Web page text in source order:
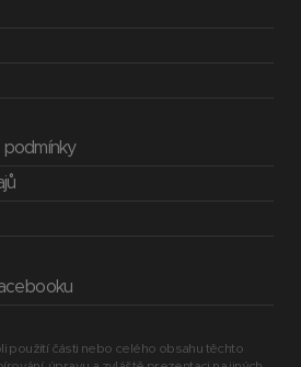
použití části nebo celého obsahu těchto